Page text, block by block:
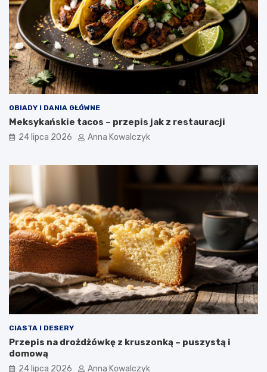
OBIADY I DANIA GŁÓWNE
Meksykańskie tacos – przepis jak z restauracji
24 lipca 2026 Anna Kowalczyk
CIASTA I DESERY
Przepis na drożdżówkę z kruszonką – puszystą i
domową
24 lipca 2026 Anna Kowalczyk